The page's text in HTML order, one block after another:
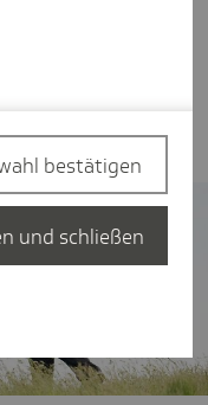
der
bestätigen
und schließen